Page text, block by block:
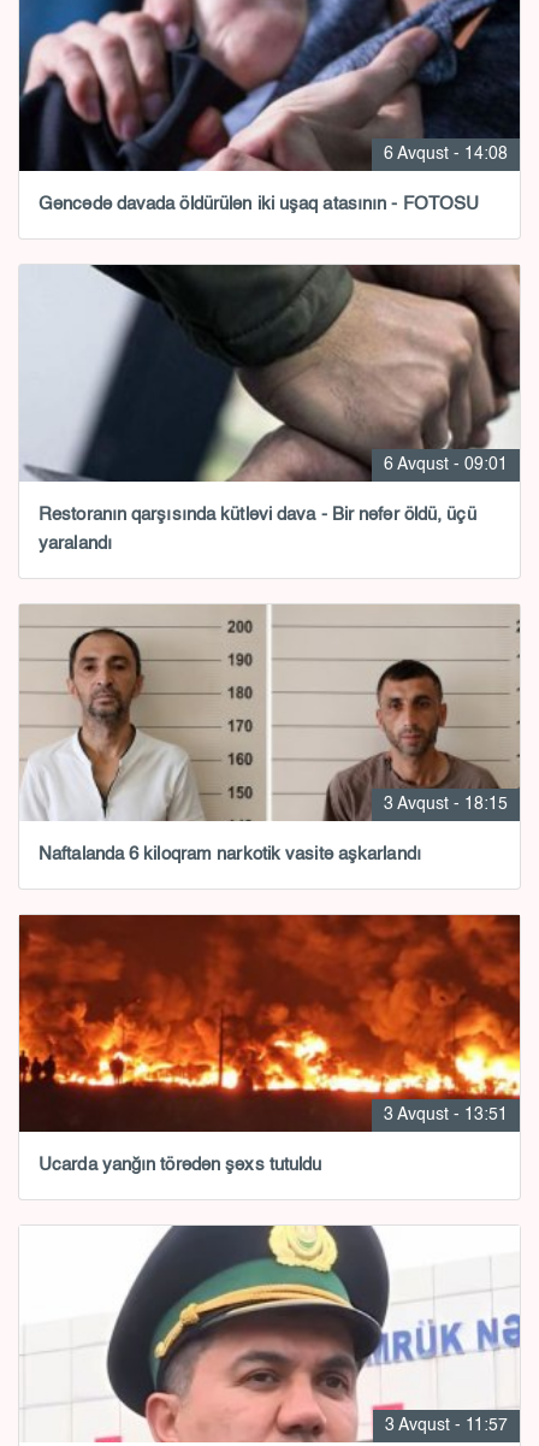
6 Avqust - 14:08
Gəncədə davada öldürülən iki uşaq atasının - FOTOSU
6 Avqust - 09:01
Restoranın qarşısında kütləvi dava - Bir nəfər öldü, üçü
yaralandı
3 Avqust - 18:15
Naftalanda 6 kiloqram narkotik vasitə aşkarlandı
3 Avqust - 13:51
Ucarda yanğın törədən şəxs tutuldu
3 Avqust - 11:57